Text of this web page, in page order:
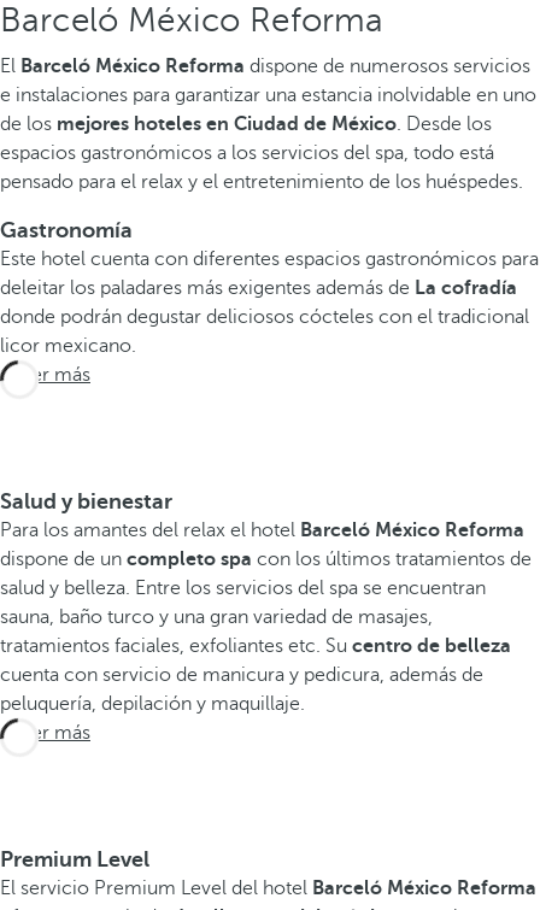
Barceló México Reforma
El Barceló México Reforma dispone de numerosos servicios
e instalaciones para garantizar una estancia inolvidable en uno
de los mejores hoteles en Ciudad de México. Desde los
espacios gastronómicos a los servicios del spa, todo está
pensado para el relax y el entretenimiento de los huéspedes.
Gastronomía
Este hotel cuenta con diferentes espacios gastronómicos para
deleitar los paladares más exigentes además de La cofradía
donde podrán degustar deliciosos cócteles con el tradicional
licor mexicano.
Saber más
Salud y bienestar
Para los amantes del relax el hotel Barceló México Reforma
dispone de un completo spa con los últimos tratamientos de
salud y belleza. Entre los servicios del spa se encuentran
sauna, baño turco y una gran variedad de masajes,
tratamientos faciales, exfoliantes etc. Su centro de belleza
cuenta con servicio de manicura y pedicura, además de
peluquería, depilación y maquillaje.
Saber más
Premium Level
El servicio Premium Level del hotel Barceló México Reforma